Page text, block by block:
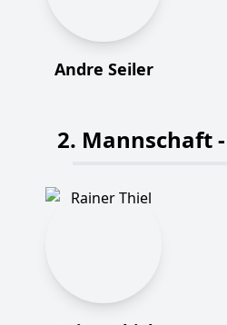
Andre Seiler
2. Mannschaft